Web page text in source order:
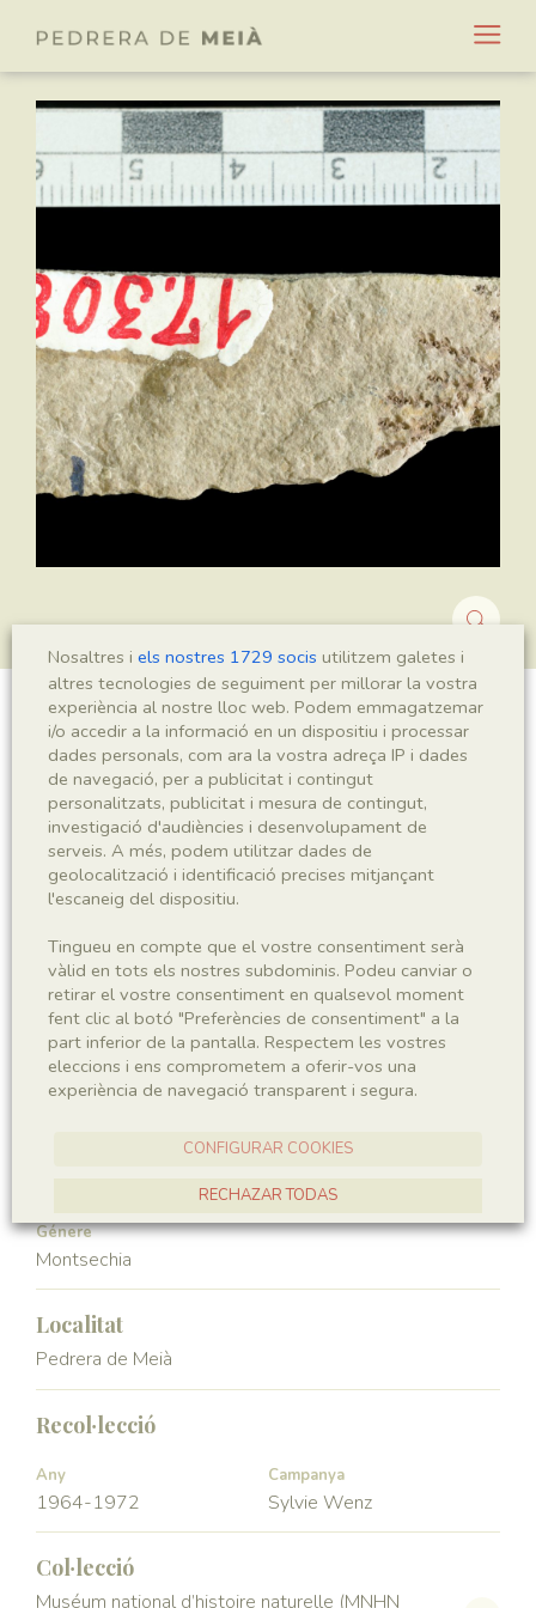
Montsechia vidalii
Sigla
MNHN 17308
Regne
Plantae
Phyllum
Spermatophyta
Subphyllum
Angiospermae
Classe
Magnoliopsida
Familia
Génere
Montsechia
Localitat
Pedrera de Meià
Recol·lecció
Any
1964-1972
Campanya
Sylvie Wenz
Col·lecció
Muséum national d’histoire naturelle (MNHN
Nosaltres i els nostres 1729 socis utilitzem galetes i
altres tecnologies de seguiment per millorar la vostra
experiència al nostre lloc web. Podem emmagatzemar
i/o accedir a la informació en un dispositiu i processar
dades personals, com ara la vostra adreça IP i dades
de navegació, per a publicitat i contingut
personalitzats, publicitat i mesura de contingut,
investigació d'audiències i desenvolupament de
serveis. A més, podem utilitzar dades de
geolocalització i identificació precises mitjançant
l'escaneig del dispositiu.
Tingueu en compte que el vostre consentiment serà
vàlid en tots els nostres subdominis. Podeu canviar o
retirar el vostre consentiment en qualsevol moment
fent clic al botó "Preferències de consentiment" a la
part inferior de la pantalla. Respectem les vostres
eleccions i ens comprometem a oferir-vos una
experiència de navegació transparent i segura.
CONFIGURAR COOKIES
RECHAZAR TODAS
ACCEPTAR TOTES